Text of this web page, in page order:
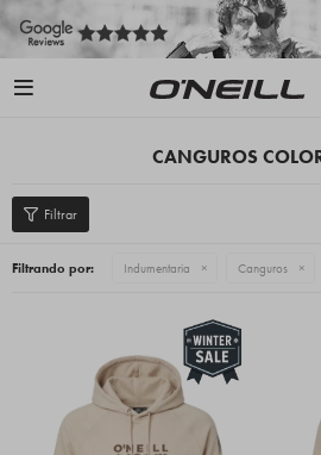

CANGUROS
Filtrando por: Indumentaria Canguros